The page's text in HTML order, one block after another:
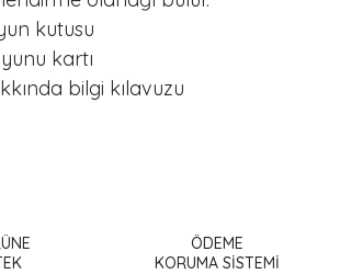
kutusu
kartı
bilgi kılavuzu
için teşekkür ederiz.
ÖDEME
KORUMA SİSTEMİ